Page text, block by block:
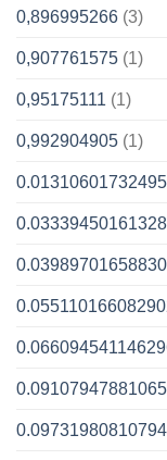
0,896995266 (3)
0,907761575 (1)
0,95175111 (1)
0,992904905 (1)